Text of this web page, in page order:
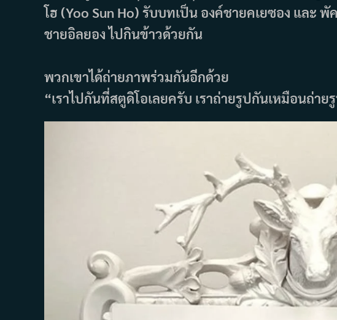
โฮ (Yoo Sun Ho) รับบทเป็น องค์ชายคเยซอง และ
ชายอิลยอง ไปกินข้าวด้วยกัน
พวกเขาได้ถ่ายภาพร่วมกันอีกด้วย
“เราไปกันที่สตูดิโอเลยครับ เราถ่ายรูปกันเหมือนถ่า